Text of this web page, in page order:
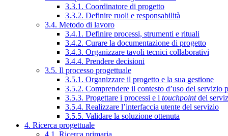
3.3.1. Coordinatore di progetto
3.3.2. Definire ruoli e responsabilità
3.4. Metodo di lavoro
3.4.1. Definire processi, strumenti e rituali
3.4.2. Curare la documentazione di progetto
3.4.3. Organizzare tavoli tecnici collaborativi
3.4.4. Prendere decisioni
3.5. Il processo progettuale
3.5.1. Organizzare il progetto e la sua gestione
3.5.2. Comprendere il contesto d’uso del servizio
3.5.3. Progettare i processi e i touchpointdel
3.5.4. Realizzare l’interfaccia utente del servizio
3.5.5. Validare la soluzione ottenuta
4. Ricerca progettuale
4.1. Ricerca primaria